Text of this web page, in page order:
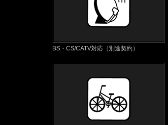
BS・CS/CATV対応（別途契約）